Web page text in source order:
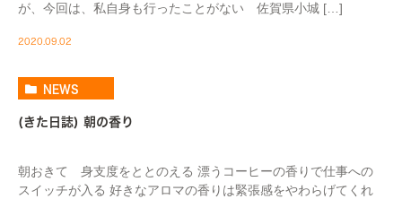
が、今回は、私自身も行ったことがない 佐賀県小城 […]
2020.09.02
NEWS
(きた日誌) 朝の香り
朝おきて 身支度をととのえる 漂うコーヒーの香りで仕事への
スイッチが入る 好きなアロマの香りは緊張感をやわらげてくれ